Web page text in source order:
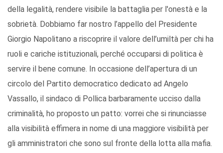
della legalità, rendere visibile la battaglia per l'onestà e la
sobrietà. Dobbiamo far nostro l’appello del Presidente
Giorgio Napolitano a riscoprire il valore dell’umiltà per chi ha
ruoli e cariche istituzionali, perché occuparsi di politica è
servire il bene comune. In occasione dell’apertura di un
circolo del Partito democratico dedicato ad Angelo
Vassallo, il sindaco di Pollica barbaramente ucciso dalla
criminalità, ho proposto un patto: vorrei che si rinunciasse
alla visibilità effimera in nome di una maggiore visibilità per
gli amministratori che sono sul fronte della lotta alla mafia.